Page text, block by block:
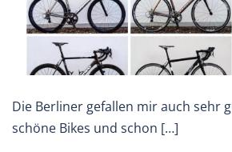
Die Berliner gefallen mir auch sehr
schöne Bikes und schon […]